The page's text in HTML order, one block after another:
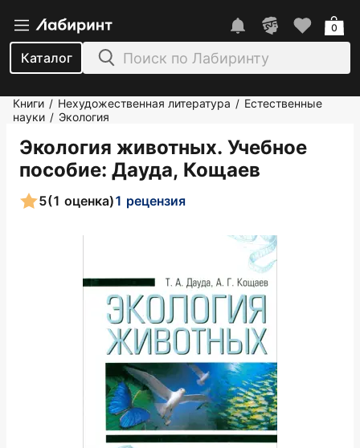
Каталог
0
Книги / Нехудожественная литература / Естественные
науки / Экология
Экология животных. Учебное
пособие: Дауда, Кощаев
5(1 оценка)1 рецензия